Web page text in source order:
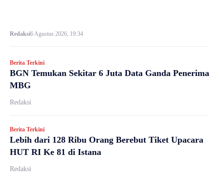
Redaksi6 Agustus 2026, 19:34
Berita Terkini
BGN Temukan Sekitar 6 Juta Data Ganda Penerima
MBG
Redaksi
Berita Terkini
Lebih dari 128 Ribu Orang Berebut Tiket Upacara
HUT RI Ke 81 di Istana
Redaksi